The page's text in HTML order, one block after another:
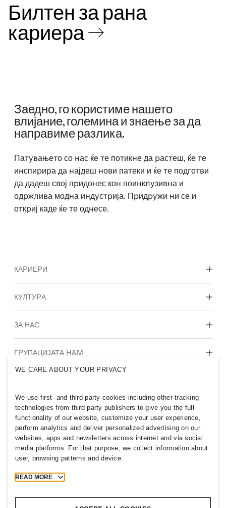
Билтен за рана
кариера →
Заедно, го користиме нашето
влијание, големина и знаење за да
направиме разлика.
Патувањето со нас ќе те потикне да растеш, ќе те
инспирира да најдеш нови патеки и ќе те подготви
да дадеш свој придонес кон поинклузивна и
одржлива модна индустрија. Придружи ни се и
откриј каде ќе те однесе.
КАРИЕРИ
Откријте ги нашите области на работење
КУЛТУРА
Нашата култура и придобивките
ЗА НАС
Кои сме ние
Инклузија и различност
ГРУПАЦИЈАТА H&M
MACEDONIA
Печат Правила и приватност
Колачиња
WE CARE ABOUT YOUR PRIVACY
We use first- and third-party cookies including other tracking
technologies from third party publishers to give you the full
functionality of our website, customize your user experience,
perform analytics and deliver personalized advertising on our
websites, apps and newsletters across internet and via social
media platforms. For that purpose, we collect information about
user, browsing patterns and device.
READ MORE